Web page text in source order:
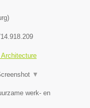
)
Architecture
▼
werk- en